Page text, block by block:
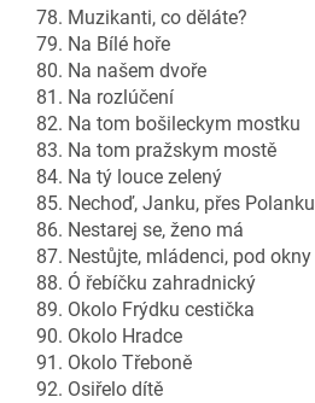
78. Muzikanti, co děláte?
79. Na Bílé hoře
80. Na našem dvoře
81. Na rozlúčení
82. Na tom bošileckym mostku
83. Na tom pražskym mostě
84. Na tý louce zelený
85. Nechoď, Janku, přes Polanku
86. Nestarej se, ženo má
87. Nestůjte, mládenci, pod okny
88. Ó řebíčku zahradnický
89. Okolo Frýdku cestička
90. Okolo Hradce
91. Okolo Třeboně
92. Osiřelo dítě